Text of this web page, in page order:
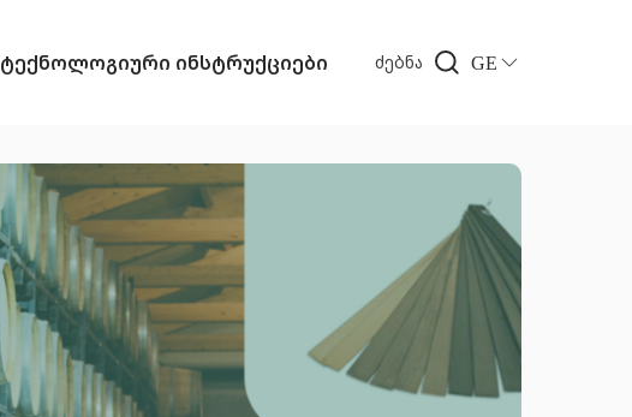
ტექნოლოგიური ინსტრუქციები ძებნა GE